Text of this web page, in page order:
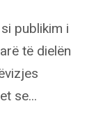
publikim i
të dielën
se...